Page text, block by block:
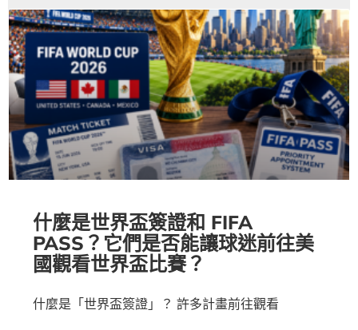
什麼是世界盃簽證和 FIFA
PASS？它們是否能讓球迷前往美
國觀看世界盃比賽？
什麼是「世界盃簽證」？ 許多計畫前往觀看